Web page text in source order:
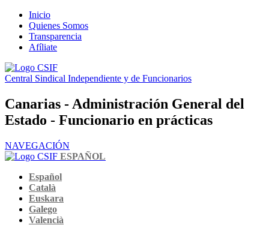
Inicio
Quienes Somos
Transparencia
Afíliate
Central Sindical Independiente y de Funcionarios
Canarias - Administración General del
Estado - Funcionario en prácticas
NAVEGACIÓN
ESPAÑOL
Español
Català
Euskara
Galego
Valencià